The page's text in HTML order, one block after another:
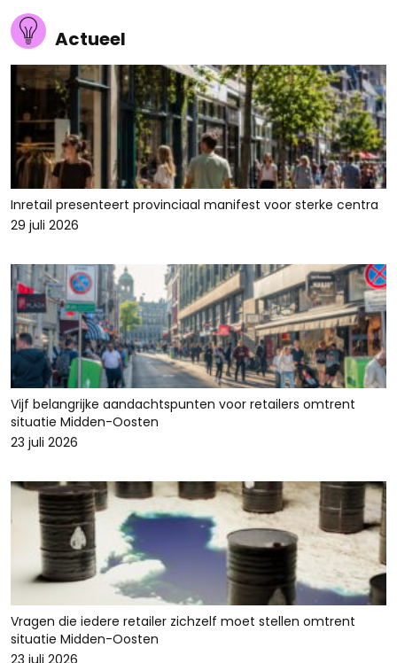
Actueel
Inretail presenteert provinciaal manifest voor sterke centra
29 juli 2026
Vijf belangrijke aandachtspunten voor retailers omtrent
situatie Midden-Oosten
23 juli 2026
Vragen die iedere retailer zichzelf moet stellen omtrent
situatie Midden-Oosten